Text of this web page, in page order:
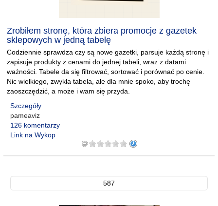
Zrobiłem stronę, która zbiera promocje z gazetek
sklepowych w jedną tabelę
Codziennie sprawdza czy są nowe gazetki, parsuje każdą stronę i
zapisuje produkty z cenami do jednej tabeli, wraz z datami
ważności. Tabele da się filtrować, sortować i porównać po cenie.
Nic wielkiego, zwykła tabela, ale dla mnie spoko, aby trochę
zaoszczędzić, a może i wam się przyda.
Szczegóły
pameaviz
126 komentarzy
Link na Wykop
587